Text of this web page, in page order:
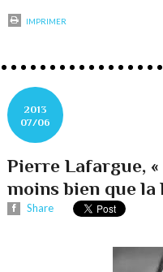
IMPRIMER
2013
07/06
Pierre Lafargue,
moins bien que la
Share